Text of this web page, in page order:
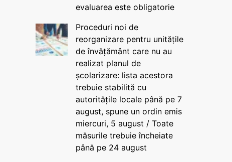
evaluarea este obligatorie
Proceduri noi de
reorganizare pentru unitățile
de învățământ care nu au
realizat planul de
școlarizare: lista acestora
trebuie stabilită cu
autoritățile locale până pe 7
august, spune un ordin emis
miercuri, 5 august / Toate
măsurile trebuie încheiate
până pe 24 august